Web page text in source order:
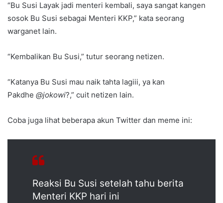
“Bu Susi Layak jadi menteri kembali, saya sangat kangen
sosok Bu Susi sebagai Menteri KKP,” kata seorang
warganet lain.
“Kembalikan Bu Susi,” tutur seorang netizen.
“Katanya Bu Susi mau naik tahta lagiii, ya kan
Pakdhe @jokowi?,” cuit netizen lain.
Coba juga lihat beberapa akun Twitter dan meme ini:
Reaksi Bu Susi setelah tahu berita
Menteri KKP hari ini